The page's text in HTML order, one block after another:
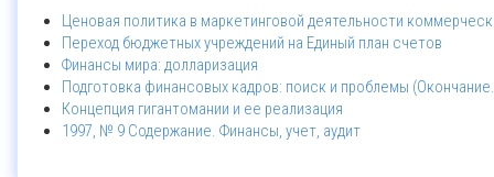
Ценовая политика в маркетинговой деятельности
Переход бюджетных учреждений на Единый план счетов
Финансы мира: долларизация
Подготовка финансовых кадров: поиск и проблемы
Концепция гигантомании и ее реализация
1997, № 9 Содержание. Финансы, учет, аудит